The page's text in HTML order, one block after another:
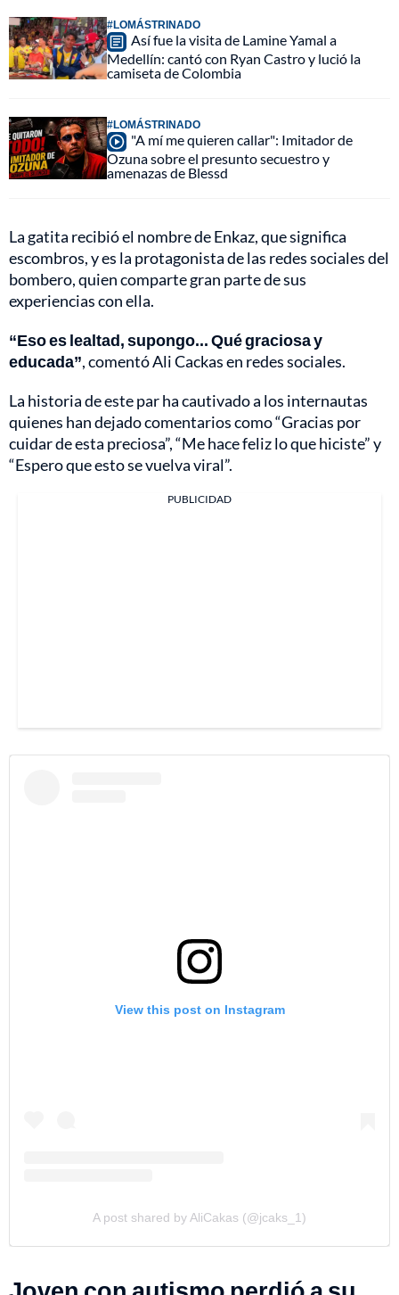
#LOMÁSTRINADO
Así fue la visita de Lamine Yamal a
Medellín: cantó con Ryan Castro y lució la
camiseta de Colombia
#LOMÁSTRINADO
"A mí me quieren callar": Imitador de
Ozuna sobre el presunto secuestro y
amenazas de Blessd
La gatita recibió el nombre de Enkaz, que significa
escombros, y es la protagonista de las redes sociales del
bombero, quien comparte gran parte de sus
experiencias con ella.
“Eso es lealtad, supongo... Qué graciosa y
educada”, comentó Ali Cackas en redes sociales.
La historia de este par ha cautivado a los internautas
quienes han dejado comentarios como “Gracias por
cuidar de esta preciosa”, “Me hace feliz lo que hiciste” y
“Espero que esto se vuelva viral”.
PUBLICIDAD
View this post on Instagram
A post shared by AliCakas (@jcaks_1)